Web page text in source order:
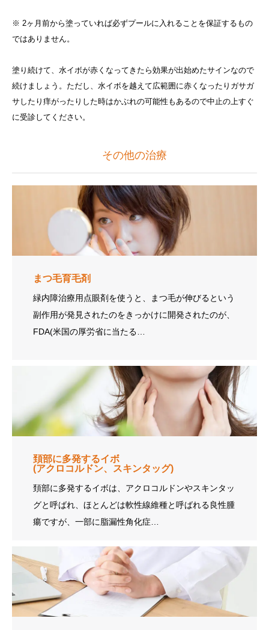
※ 2ヶ月前から塗っていれば必ずプールに入れることを保証するもの
ではありません。
塗り続けて、水イボが赤くなってきたら効果が出始めたサインなので
続けましょう。ただし、水イボを越えて広範囲に赤くなったりガサガ
サしたり痒がったりした時はかぶれの可能性もあるので中止の上すぐ
に受診してください。
その他の治療
まつ毛育毛剤
緑内障治療用点眼剤を使うと、まつ毛が伸びるという
副作用が発見されたのをきっかけに開発されたのが、
FDA(米国の厚労省に当たる…
頚部に多発するイボ
(アクロコルドン、スキンタッグ)
頚部に多発するイボは、アクロコルドンやスキンタッ
グと呼ばれ、ほとんどは軟性線維種と呼ばれる良性腫
瘍ですが、一部に脂漏性角化症…